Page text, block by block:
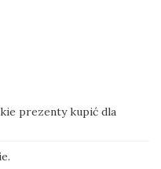
prezenty kupić dla